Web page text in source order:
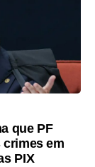
que PF
em
PIX